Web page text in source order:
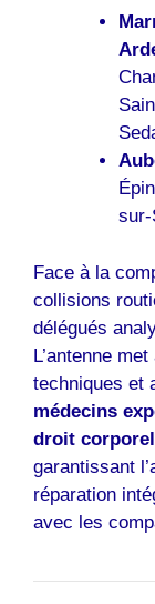
sur-
Face à la
collisions
délégués
L’antenne
techniques et
médecins
droit corporel
garantissant
réparation
avec les